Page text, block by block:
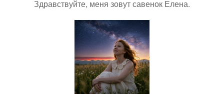
Здравствуйте, меня зовут савенок Елена.